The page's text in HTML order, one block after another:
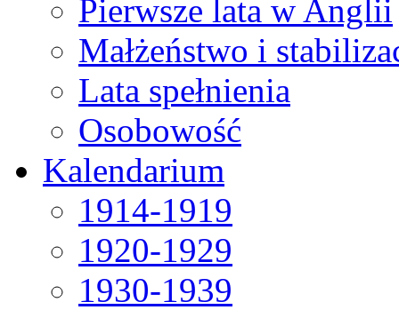
Pierwsze lata w Anglii
Małżeństwo i
Lata spełnienia
Osobowość
Kalendarium
1914-1919
1920-1929
1930-1939